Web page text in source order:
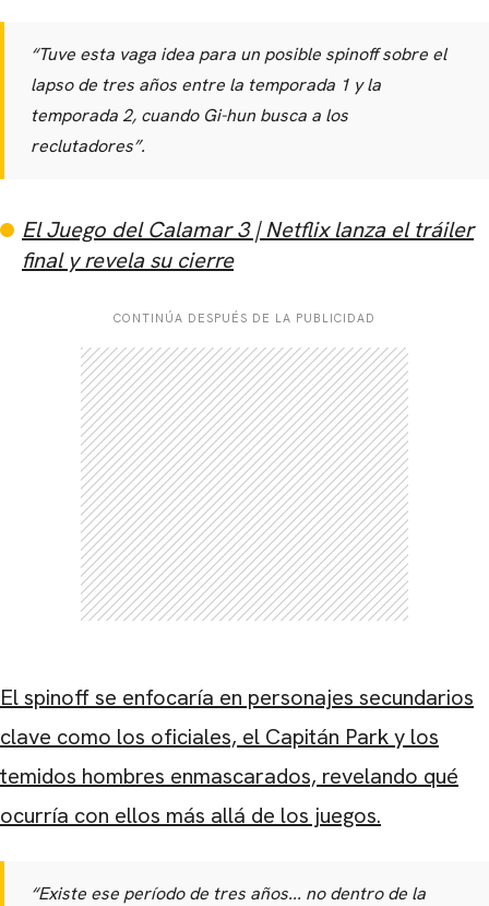
“Tuve esta vaga idea para un posible spinoff sobre el
lapso de tres años entre la temporada 1 y la
temporada 2, cuando Gi-hun busca a los
reclutadores”.
El Juego del Calamar 3 | Netflix lanza el tráiler
final y revela su cierre
CONTINÚA DESPUÉS DE LA PUBLICIDAD
El spinoff se enfocaría en personajes secundarios
clave como los oficiales, el Capitán Park y los
temidos hombres enmascarados, revelando qué
ocurría con ellos más allá de los juegos.
“Existe ese período de tres años... no dentro de la
CARREGANDO PUBLICIDADE